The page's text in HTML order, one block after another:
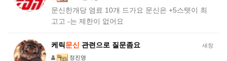
문신한개당 염료 10개 드가요 문신은 +5스텟이 최
고고 -는 제한이 없어요
새창
케릭문신 관련으로 질문좀요
정진영